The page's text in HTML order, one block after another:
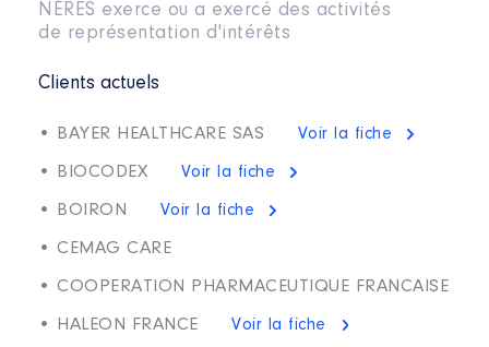
NÈRES exerce ou a exercé des activités
de représentation d'intérêts
Clients actuels
• BAYER HEALTHCARE SAS Voir la fiche
• BIOCODEX Voir la fiche
• BOIRON Voir la fiche
• CEMAG CARE
• COOPERATION PHARMACEUTIQUE FRANCAISE
• HALEON FRANCE Voir la fiche